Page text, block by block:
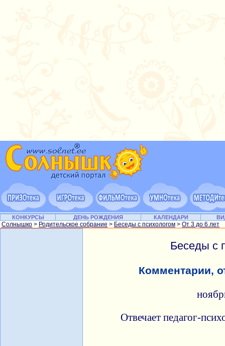
КОНКУРСЫ ДЕНЬ РОЖДЕНИЯ КАЛЕНДАРИ
Солнышко > Родительское собрание > Беседы с психологом > От 3 до 6 лет
Беседы с
Комментарии,
Отвечает педагог-